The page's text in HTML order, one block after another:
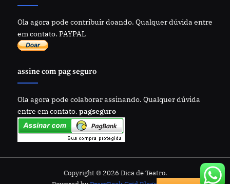
Ola agora pode contribuir doando. Qualquer dúvida entre
em contato. PAYPAL
assine com pag seguro
Ola agora pode colaborar assinando. Qualquer dúvida
entre em contato. pagseguro
Copyright © 2026 Dica de Teatro.